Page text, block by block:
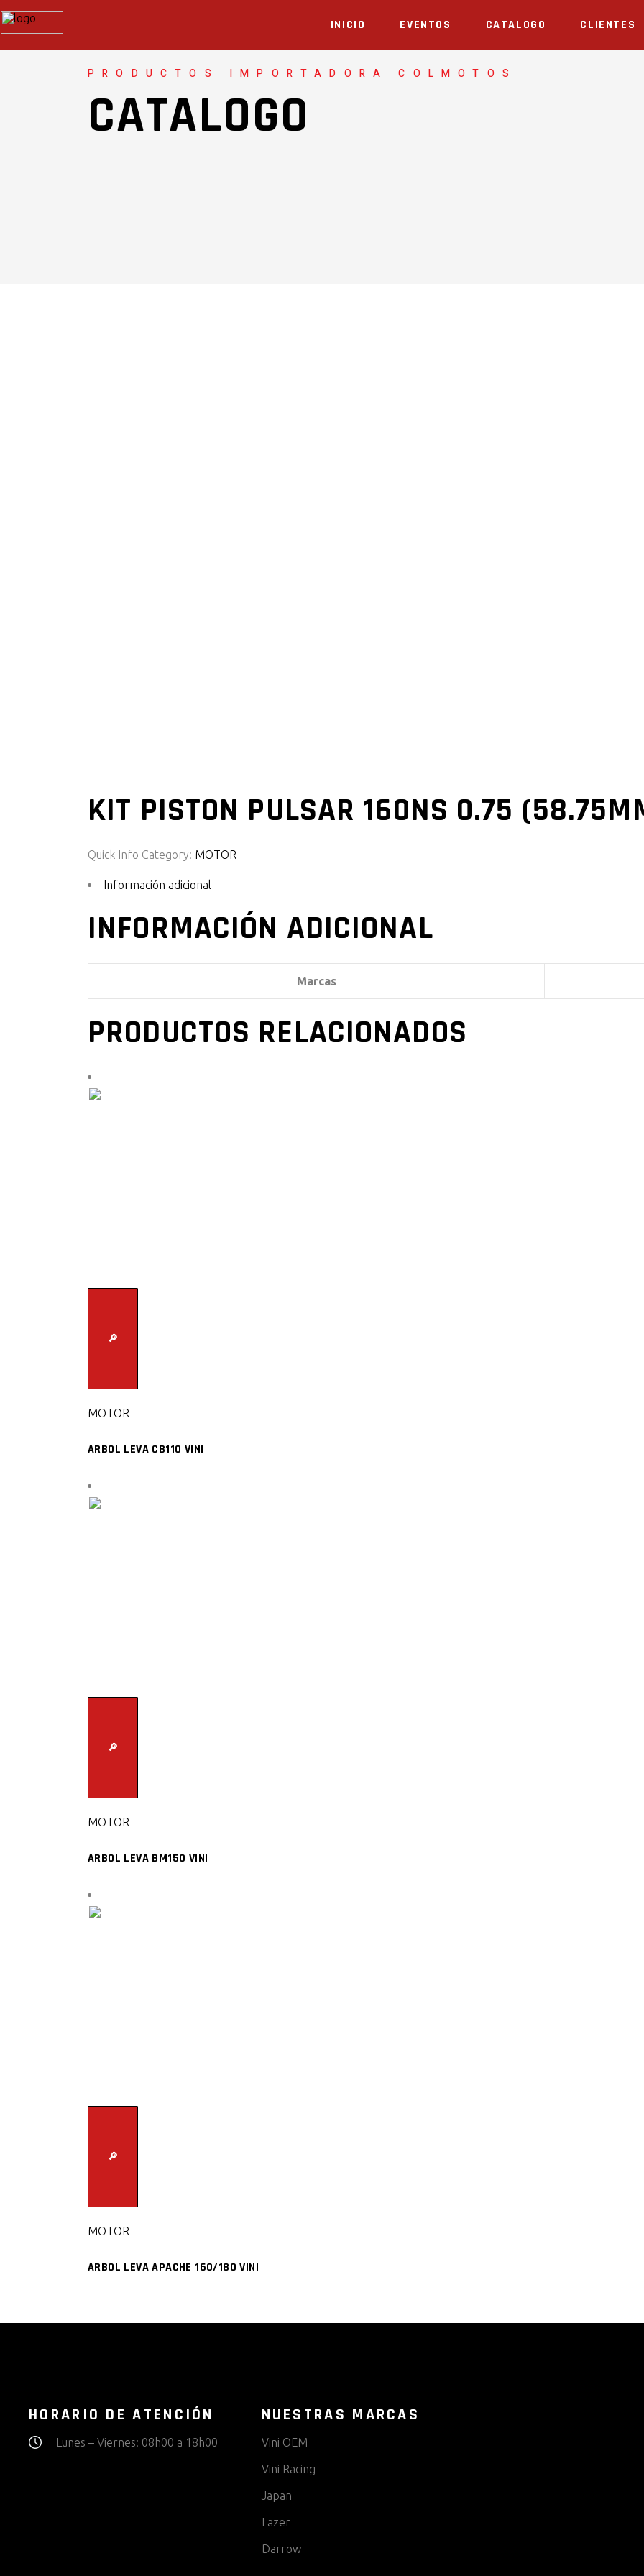
INICIO EVENTOS CATALOGO CLIENTES
PRODUCTOS IMPORTADORA COLMOTOS
CATALOGO
KIT PISTON PULSAR 160NS 0.75
Quick Info Category: MOTOR
Información adicional
INFORMACIÓN ADICIONAL
Marcas
PRODUCTOS RELACIONADOS
🔎
MOTOR
ARBOL LEVA CB110 VINI
🔎
MOTOR
ARBOL LEVA BM150 VINI
🔎
MOTOR
ARBOL LEVA APACHE 160/180 VINI
HORARIO DE ATENCIÓN
Lunes – Viernes: 08h00 a 18h00
NUESTRAS MARCAS
Vini OEM
Vini Racing
Japan
Lazer
Darrow